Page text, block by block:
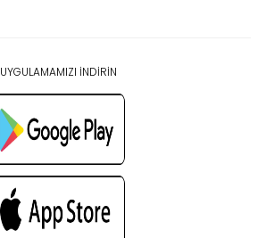
UYGULAMAMIZI İNDİRİN